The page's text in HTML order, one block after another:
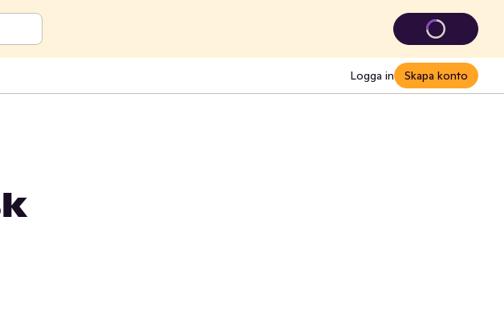
Logga in Skapa konto